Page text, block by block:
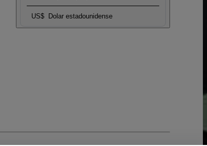
US$ Dolar estadounidense